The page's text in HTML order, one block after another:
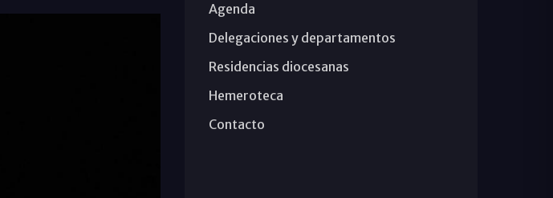
Agenda
Delegaciones y departamentos
Residencias diocesanas
Hemeroteca
Contacto